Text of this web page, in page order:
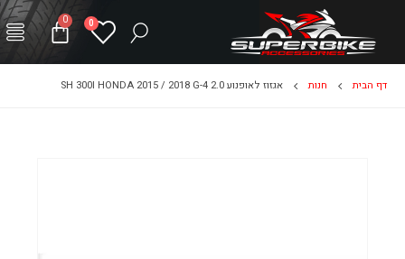
0
0
דף הבית חנות אגזוז לאופנוע SH 300I HONDA 2015 / 2018 G-4 2.0